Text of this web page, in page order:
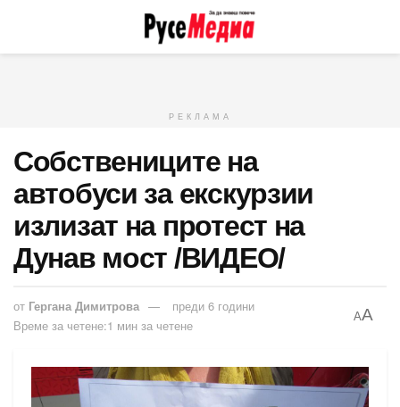
РЕКЛАМА
Собствениците на
автобуси за екскурзии
излизат на протест на
Дунав мост /ВИДЕО/
от Гергана Димитрова
преди 6 години
Време за четене:1 мин за четене
AA